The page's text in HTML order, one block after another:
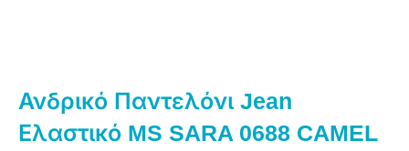
Ανδρικό Παντελόνι Jean
Ελαστικό MS SARA 0688 CAMEL